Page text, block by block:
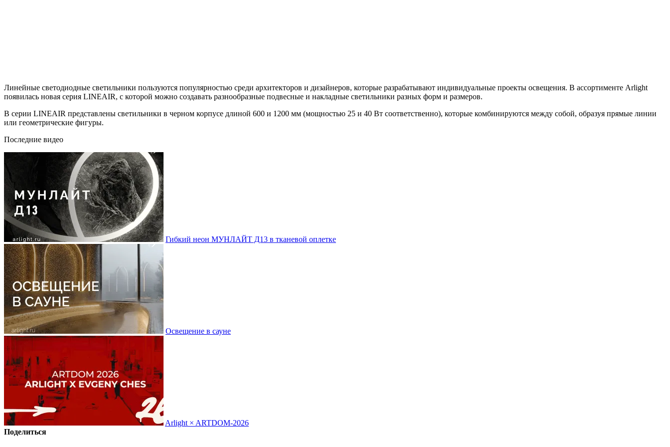
Линейные светодиодные светильники пользуются популярностью среди архитекторов и дизайнеров, которые разрабатывают индивидуальные проекты освещения. В ассортименте Arlight
появилась новая серия LINEAIR, с которой можно создавать разнообразные подвесные и накладные светильники разных форм и размеров.
В серии LINEAIR представлены светильники в черном корпусе длиной 600 и 1200 мм (мощностью 25 и 40 Вт соответственно), которые комбинируются между собой, образуя прямые линии
или геометрические фигуры.
Последние видео
Гибкий неон МУНЛАЙТ Д13 в тканевой оплетке
Освещение в сауне
Arlight × ARTDOM-2026
Поделиться